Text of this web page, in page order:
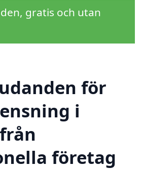
gratis och utan
för
i
företag